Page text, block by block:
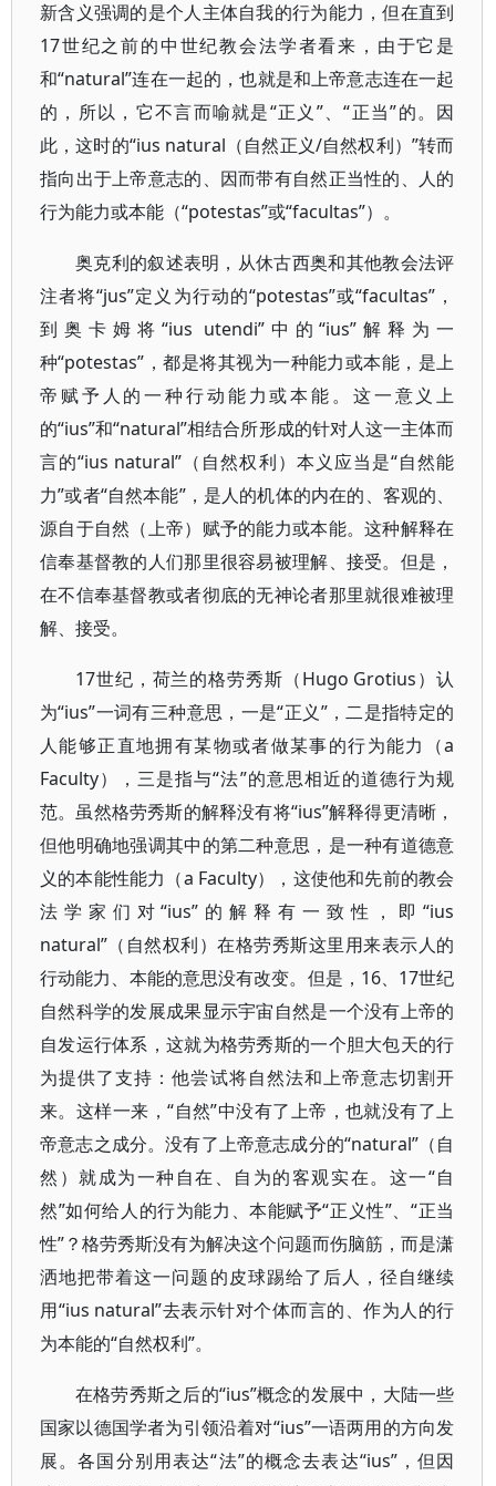
新含义强调的是个人主体自我的行为能力，但在直到
17世纪之前的中世纪教会法学者看来，由于它是
和“natural”连在一起的，也就是和上帝意志连在一起
的，所以，它不言而喻就是“正义”、“正当”的。因
此，这时的“ius natural（自然正义/自然权利）”转而
指向出于上帝意志的、因而带有自然正当性的、人的
行为能力或本能（“potestas”或“facultas”）。
奥克利的叙述表明，从休古西奥和其他教会法评
注者将“jus”定义为行动的“potestas”或“facultas”，
到奥卡姆将“ius utendi”中的“ius”解释为一
种“potestas”，都是将其视为一种能力或本能，是上
帝赋予人的一种行动能力或本能。这一意义上
的“ius”和“natural”相结合所形成的针对人这一主体而
言的“ius natural”（自然权利）本义应当是“自然能
力”或者“自然本能”，是人的机体的内在的、客观的、
源自于自然（上帝）赋予的能力或本能。这种解释在
信奉基督教的人们那里很容易被理解、接受。但是，
在不信奉基督教或者彻底的无神论者那里就很难被理
解、接受。
17世纪，荷兰的格劳秀斯（Hugo Grotius）认
为“ius”一词有三种意思，一是“正义”，二是指特定的
人能够正直地拥有某物或者做某事的行为能力（a
Faculty），三是指与“法”的意思相近的道德行为规
范。虽然格劳秀斯的解释没有将“ius”解释得更清晰，
但他明确地强调其中的第二种意思，是一种有道德意
义的本能性能力（a Faculty），这使他和先前的教会
法学家们对“ius”的解释有一致性，即“ius
natural”（自然权利）在格劳秀斯这里用来表示人的
行动能力、本能的意思没有改变。但是，16、17世纪
自然科学的发展成果显示宇宙自然是一个没有上帝的
自发运行体系，这就为格劳秀斯的一个胆大包天的行
为提供了支持：他尝试将自然法和上帝意志切割开
来。这样一来，“自然”中没有了上帝，也就没有了上
帝意志之成分。没有了上帝意志成分的“natural”（自
然）就成为一种自在、自为的客观实在。这一“自
然”如何给人的行为能力、本能赋予“正义性”、“正当
性”？格劳秀斯没有为解决这个问题而伤脑筋，而是潇
洒地把带着这一问题的皮球踢给了后人，径自继续
用“ius natural”去表示针对个体而言的、作为人的行
为本能的“自然权利”。
在格劳秀斯之后的“ius”概念的发展中，大陆一些
国家以德国学者为引领沿着对“ius”一语两用的方向发
展。各国分别用表达“法”的概念去表达“ius”，但因